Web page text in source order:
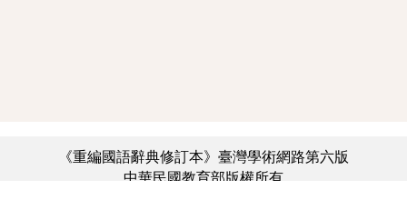
《重編國語辭典修訂本》臺灣學術網路第六版
中華民國教育部版權所有